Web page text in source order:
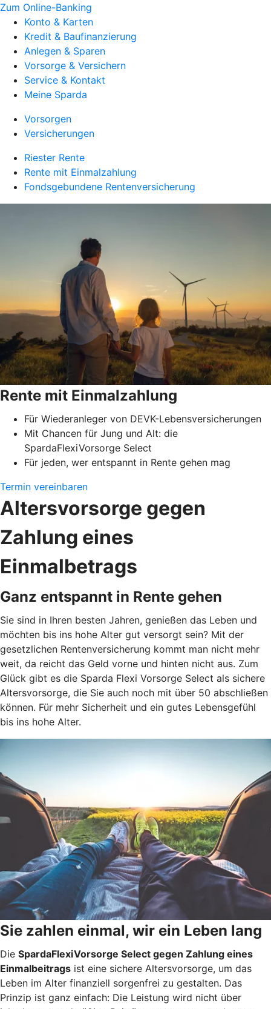
Zum Online-Banking
Konto & Karten
Kredit & Baufinanzierung
Anlegen & Sparen
Vorsorge & Versichern
Service & Kontakt
Meine Sparda
Vorsorgen
Versicherungen
Riester Rente
Rente mit Einmalzahlung
Fondsgebundene Rentenversicherung
Rente mit Einmalzahlung
Für Wiederanleger von DEVK-Lebensversicherungen
Mit Chancen für Jung und Alt: die
SpardaFlexiVorsorge Select
Für jeden, wer entspannt in Rente gehen mag
Termin vereinbaren
Altersvorsorge gegen
Zahlung eines
Einmalbetrags
Ganz entspannt in Rente gehen
Sie sind in Ihren besten Jahren, genießen das Leben und
möchten bis ins hohe Alter gut versorgt sein? Mit der
gesetzlichen Rentenversicherung kommt man nicht mehr
weit, da reicht das Geld vorne und hinten nicht aus. Zum
Glück gibt es die Sparda Flexi Vorsorge Select als sichere
Altersvorsorge, die Sie auch noch mit über 50 abschließen
können. Für mehr Sicherheit und ein gutes Lebensgefühl
bis ins hohe Alter.
Sie zahlen einmal, wir ein Leben lang
Die SpardaFlexiVorsorge Select gegen Zahlung eines
Einmalbeitrags ist eine sichere Altersvorsorge, um das
Leben im Alter finanziell sorgenfrei zu gestalten. Das
Prinzip ist ganz einfach: Die Leistung wird nicht über